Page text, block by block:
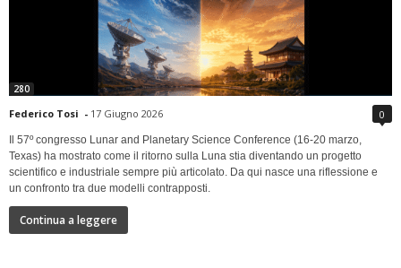
280
Federico Tosi - 17 Giugno 2026 0
Il 57º congresso Lunar and Planetary Science Conference (16-20 marzo,
Texas) ha mostrato come il ritorno sulla Luna stia diventando un progetto
scientifico e industriale sempre più articolato. Da qui nasce una riflessione e
un confronto tra due modelli contrapposti.
Continua a leggere